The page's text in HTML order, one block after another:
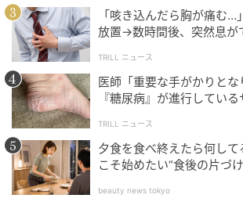
Hearst Owned
リミットは産後1年！"無理せず
る"
「咳き込んだら胸が痛む…
放置→数時間後、突然息が
TRILL ニュース
医師「重要な手がかりと
『糖尿病』が進行してい
TRILL ニュース
夕食を食べ終えたら何し
こそ始めたい“食後の片づ
beauty news tokyo